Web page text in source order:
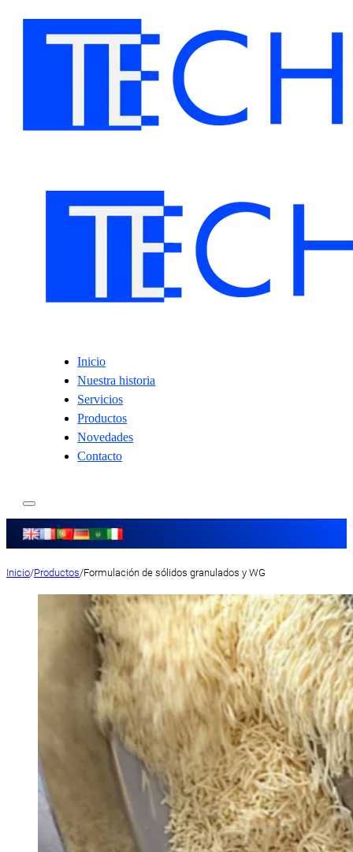
Inicio
Nuestra historia
Servicios
Productos
Novedades
Contacto
Inicio/Productos/Formulación de sólidos granulados y WG